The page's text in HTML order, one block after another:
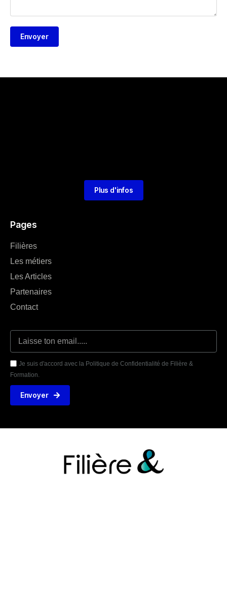
Envoyer
Pages
Filières
Les métiers
Les Articles
Partenaires
Contact
Je suis d'accord avec la Politique de Confidentialité de Filière &
Formation.
Envoyer
Plus d'infos